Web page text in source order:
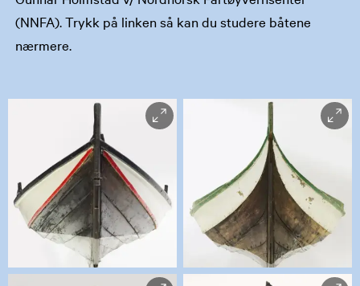
(NNFA). Trykk på linken så kan du studere båtene
nærmere.